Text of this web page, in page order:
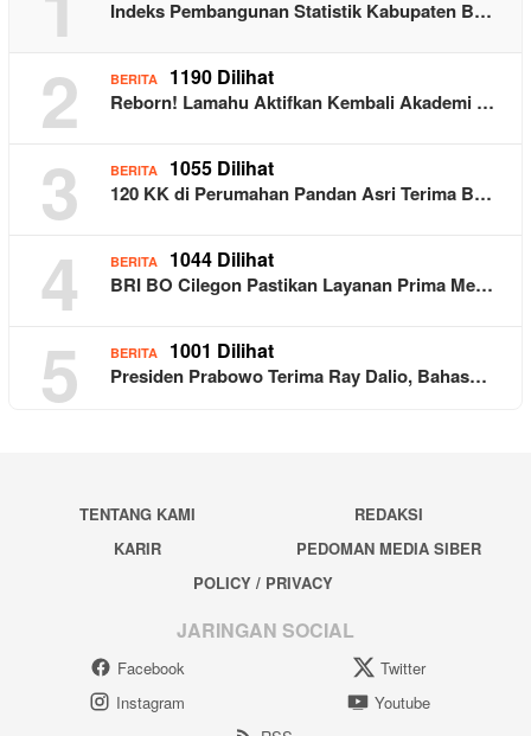
Indeks Pembangunan Statistik Kabupaten B…
2 BERITA 1190 Dilihat
Reborn! Lamahu Aktifkan Kembali Akademi …
3 BERITA 1055 Dilihat
120 KK di Perumahan Pandan Asri Terima B…
4 BERITA 1044 Dilihat
BRI BO Cilegon Pastikan Layanan Prima Me…
5 BERITA 1001 Dilihat
Presiden Prabowo Terima Ray Dalio, Bahas…
TENTANG KAMI
REDAKSI
KARIR
PEDOMAN MEDIA SIBER
POLICY / PRIVACY
JARINGAN SOCIAL
Facebook
Twitter
Instagram
Youtube